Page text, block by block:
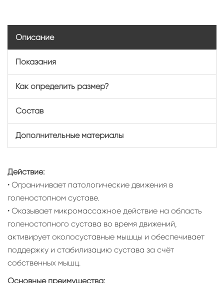
Описание
Показания
Как определить размер?
Состав
Дополнительные материалы
Действие:
• Ограничивает патологические движения в
голеностопном суставе.
• Оказывает микромассажное действие на область
голеностопного сустава во время движений,
активирует околосуставные мышцы и обеспечивает
поддержку и стабилизацию сустава за счёт
собственных мышц.
Основные преимущества: